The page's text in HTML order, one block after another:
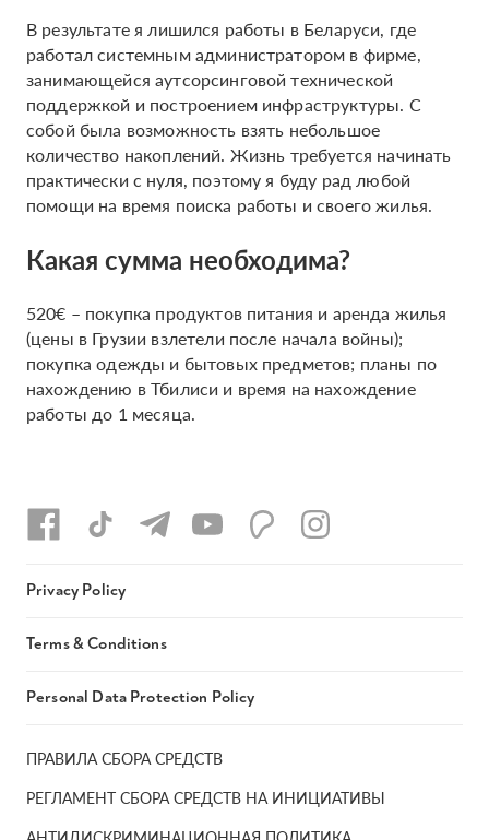
В результате я лишился работы в Беларуси, где
работал системным администратором в фирме,
занимающейся аутсорсинговой технической
поддержкой и построением инфраструктуры. С
собой была возможность взять небольшое
количество накоплений. Жизнь требуется начинать
практически с нуля, поэтому я буду рад любой
помощи на время поиска работы и своего жилья.
Какая сумма необходима?
520€ – покупка продуктов питания и аренда жилья
(цены в Грузии взлетели после начала войны);
покупка одежды и бытовых предметов; планы по
нахождению в Тбилиси и время на нахождение
работы до 1 месяца.
ПРАВИЛА СБОРА СРЕДСТВ
РЕГЛАМЕНТ СБОРА СРЕДСТВ НА ИНИЦИАТИВЫ
Privacy Policy
Terms & Conditions
Personal Data Protection Policy